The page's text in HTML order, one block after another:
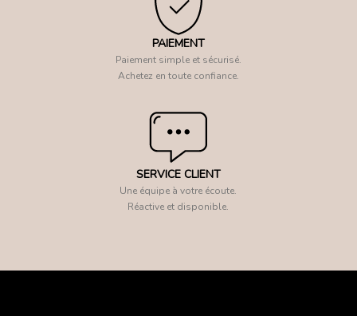
PAIEMENT
Paiement simple et sécurisé.
Achetez en toute confiance.
SERVICE CLIENT
Une équipe à votre écoute.
Réactive et disponible.